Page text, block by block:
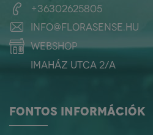
+36302625805
info@florasense.hu
webshop
Imaház utca 2/a
FONTOS INFORMÁCIÓK